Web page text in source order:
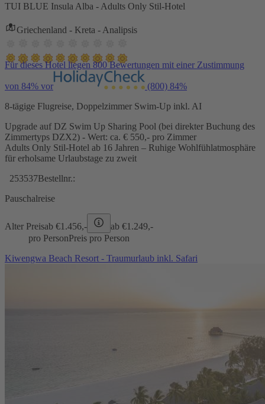
TUI BLUE Insula Alba - Adults Only Stil-Hotel
Griechenland - Kreta - Analipsis
Für dieses Hotel liegen 800 Bewertungen mit einer Zustimmung
von 84% vor (800) 84%
8-tägige Flugreise, Doppelzimmer Swim-Up inkl. AI
Upgrade auf DZ Swim Up Sharing Pool (bei direkter Buchung des
Zimmertyps DZX2) - Wert: ca. € 550,- pro Zimmer
Adults Only Stil-Hotel ab 16 Jahren – Ruhige Wohlfühlatmosphäre
für erholsame Urlaubstage zu zweit
253537Bestellnr.:
Pauschalreise
Alter Preisab €1.456,- ab €1.249,-
pro PersonPreis pro Person
Kiwengwa Beach Resort - Traumurlaub inkl. Safari